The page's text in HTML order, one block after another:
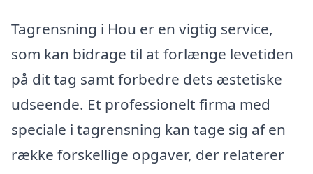
Tagrensning i Hou er en vigtig service,
som kan bidrage til at forlænge levetiden
på dit tag samt forbedre dets æstetiske
udseende. Et professionelt firma med
speciale i tagrensning kan tage sig af en
række forskellige opgaver, der relaterer